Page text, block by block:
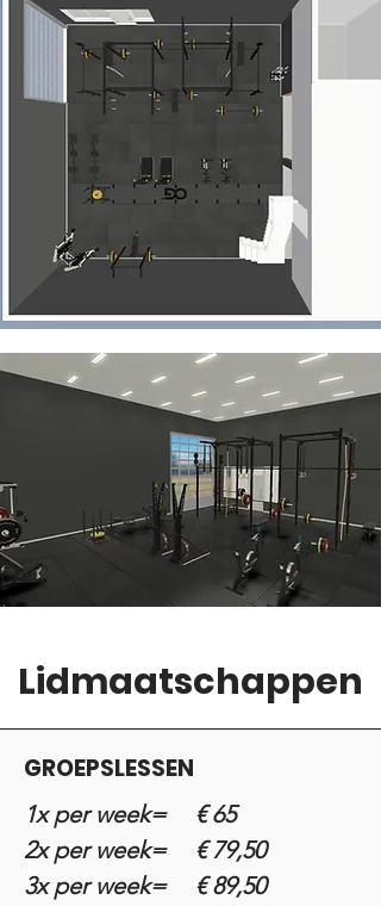
Lidmaatschappen
GROEPSLESSEN
1x per week= € 65
2x per week= € 79,50
3x per week= € 89,50